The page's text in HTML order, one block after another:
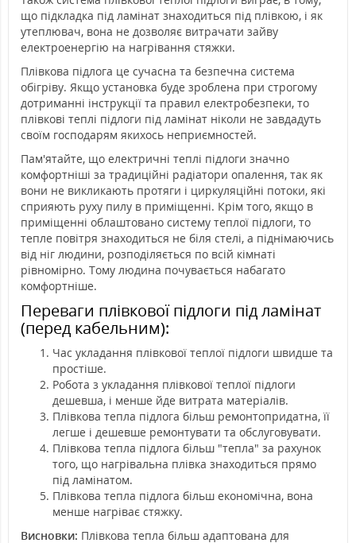
що підкладка під ламінат знаходиться під плівкою, і як
утеплювач, вона не дозволяє витрачати зайву
електроенергію на нагрівання стяжки.
Плівкова підлога це сучасна та безпечна система
обігріву. Якщо установка буде зроблена при строгому
дотриманні інструкції та правил електробезпеки, то
плівкові теплі підлоги під ламінат ніколи не завдадуть
своїм господарям якихось неприємностей.
Пам'ятайте, що електричні теплі підлоги значно
комфортніші за традиційні радіатори опалення, так як
вони не викликають протяги і циркуляційні потоки, які
сприяють руху пилу в приміщенні. Крім того, якщо в
приміщенні облаштовано систему теплої підлоги, то
тепле повітря знаходиться не біля стелі, а піднімаючись
від ніг людини, розподіляється по всій кімнаті
рівномірно. Тому людина почувається набагато
комфортніше.
Переваги плівкової підлоги під ламінат
(перед кабельним):
Час укладання плівкової теплої підлоги швидше та
простіше.
Робота з укладання плівкової теплої підлоги
дешевша, і менше йде витрата матеріалів.
Плівкова тепла підлога більш ремонтопридатна, її
легше і дешевше ремонтувати та обслуговувати.
Плівкова тепла підлога більш "тепла" за рахунок
того, що нагрівальна плівка знаходиться прямо
під ламінатом.
Плівкова тепла підлога більш економічна, вона
менше нагріває стяжку.
Висновки: Плівкова тепла більш адаптована для